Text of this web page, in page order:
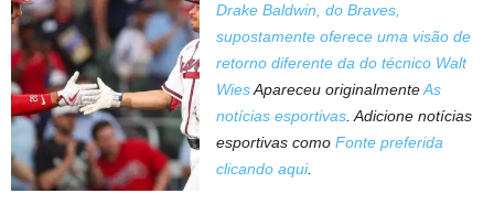
Drake Baldwin, do Braves,
supostamente oferece uma visão de
retorno diferente da do técnico Walt
WiesApareceu originalmenteAs
notícias esportivas . Adicione notícias
esportivas comoFonte preferida
clicando aqui.